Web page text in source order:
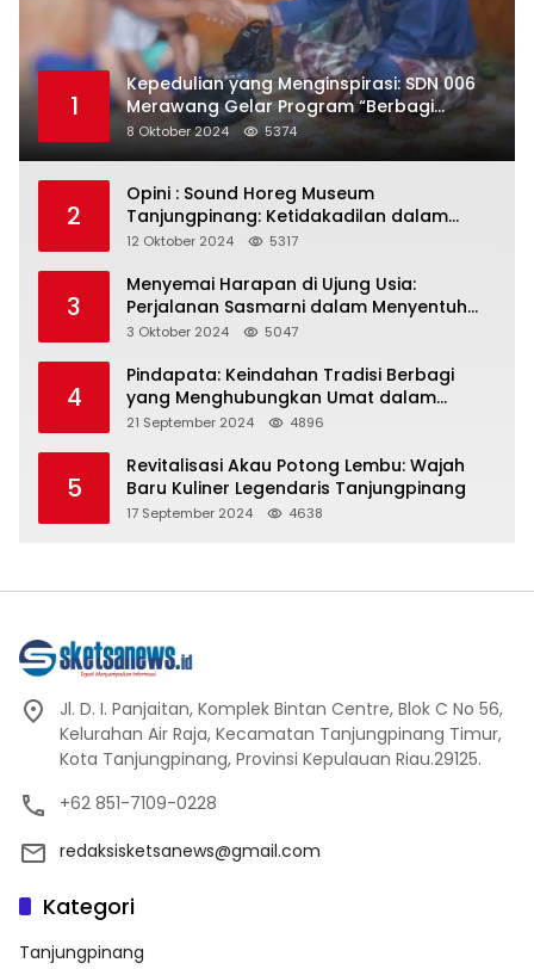
1
Kepedulian yang Menginspirasi: SDN 006
Merawang Gelar Program “Berbagi
Segenggam Beras”
8 Oktober 2024 5374
2
Opini : Sound Horeg Museum
Tanjungpinang: Ketidakadilan dalam
Representasi
12 Oktober 2024 5317
3
Menyemai Harapan di Ujung Usia:
Perjalanan Sasmarni dalam Menyentuh
Hati dan Jiwa
3 Oktober 2024 5047
4
Pindapata: Keindahan Tradisi Berbagi
yang Menghubungkan Umat dalam
Spiritualitas dan Kebersamaan dalam
21 September 2024 4896
5
Revitalisasi Akau Potong Lembu: Wajah
Baru Kuliner Legendaris Tanjungpinang
17 September 2024 4638
Jl. D. I. Panjaitan, Komplek Bintan Centre, Blok C No 56,
Kelurahan Air Raja, Kecamatan Tanjungpinang Timur,
Kota Tanjungpinang, Provinsi Kepulauan Riau.29125.
+62 851-7109-0228
redaksisketsanews@gmail.com
Kategori
Tanjungpinang